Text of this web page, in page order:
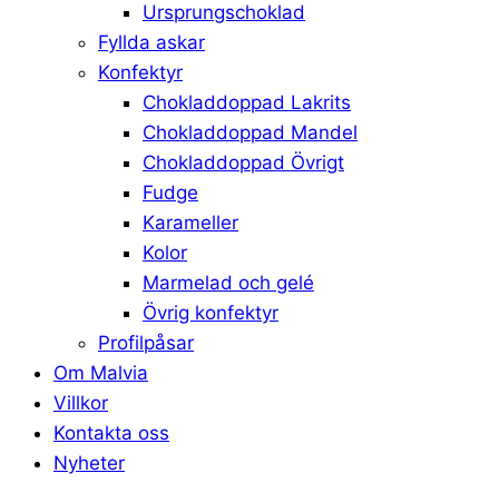
Ursprungschoklad
Fyllda askar
Konfektyr
Chokladdoppad Lakrits
Chokladdoppad Mandel
Chokladdoppad Övrigt
Fudge
Karameller
Kolor
Marmelad och gelé
Övrig konfektyr
Profilpåsar
Om Malvia
Villkor
Kontakta oss
Nyheter